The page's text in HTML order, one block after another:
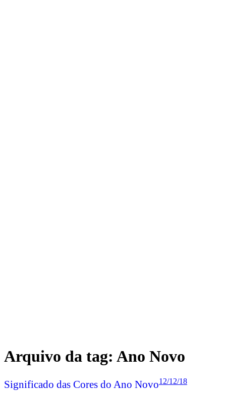
Arquivo da tag: Ano Novo
Significado das Cores do Ano Novo12/12/18